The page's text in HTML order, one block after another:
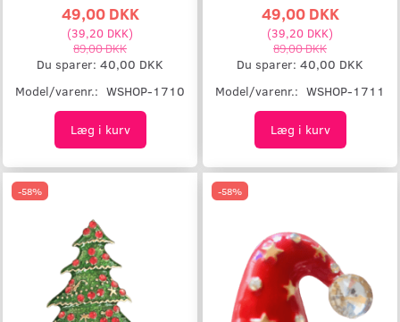
49,00 DKK
(39,20 DKK)
89,00 DKK
Du sparer: 40,00 DKK
Model/varenr.: WSHOP-1710
Læg i kurv
49,00 DKK
(39,20 DKK)
89,00 DKK
Du sparer: 40,00 DKK
Model/varenr.: WSHOP-1711
Læg i kurv
-58% -58%